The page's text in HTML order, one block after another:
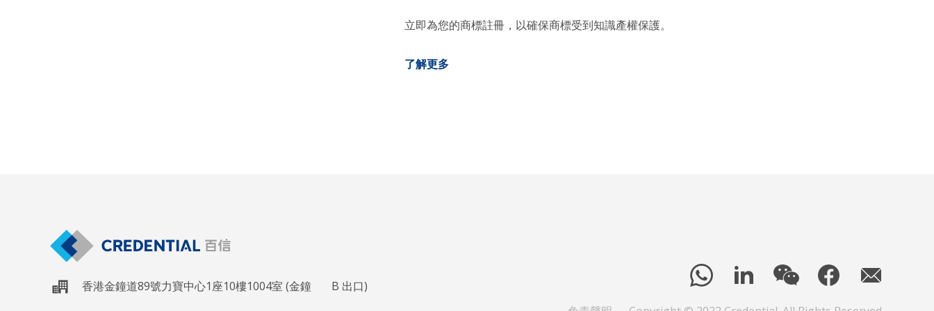
立即為您的商標註冊，以確保商標受到知識產權保護。
了解更多
香港金鐘道89號力寶中心1座10樓1004室 (金鐘 B 出口)